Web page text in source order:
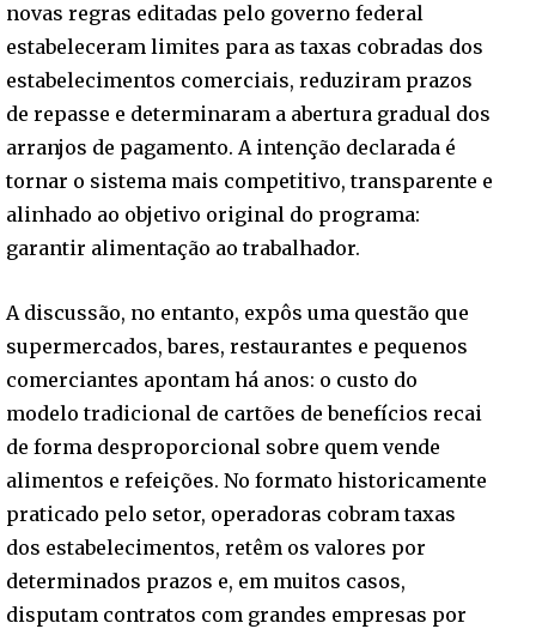
novas regras editadas pelo governo federal
estabeleceram limites para as taxas cobradas dos
estabelecimentos comerciais, reduziram prazos
de repasse e determinaram a abertura gradual dos
arranjos de pagamento. A intenção declarada é
tornar o sistema mais competitivo, transparente e
alinhado ao objetivo original do programa:
garantir alimentação ao trabalhador.
A discussão, no entanto, expôs uma questão que
supermercados, bares, restaurantes e pequenos
comerciantes apontam há anos: o custo do
modelo tradicional de cartões de benefícios recai
de forma desproporcional sobre quem vende
alimentos e refeições. No formato historicamente
praticado pelo setor, operadoras cobram taxas
dos estabelecimentos, retêm os valores por
determinados prazos e, em muitos casos,
disputam contratos com grandes empresas por